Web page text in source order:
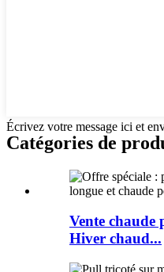
Écrivez votre message ici et
Catégories de
Vente chaude
Hiver chaud...